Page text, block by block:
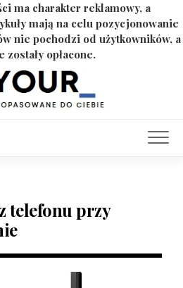
ma charakter reklamowy, a
mają na celu pozycjonowanie
nie pochodzi od użytkowników, a
zostały opłacone.
telefonu przy